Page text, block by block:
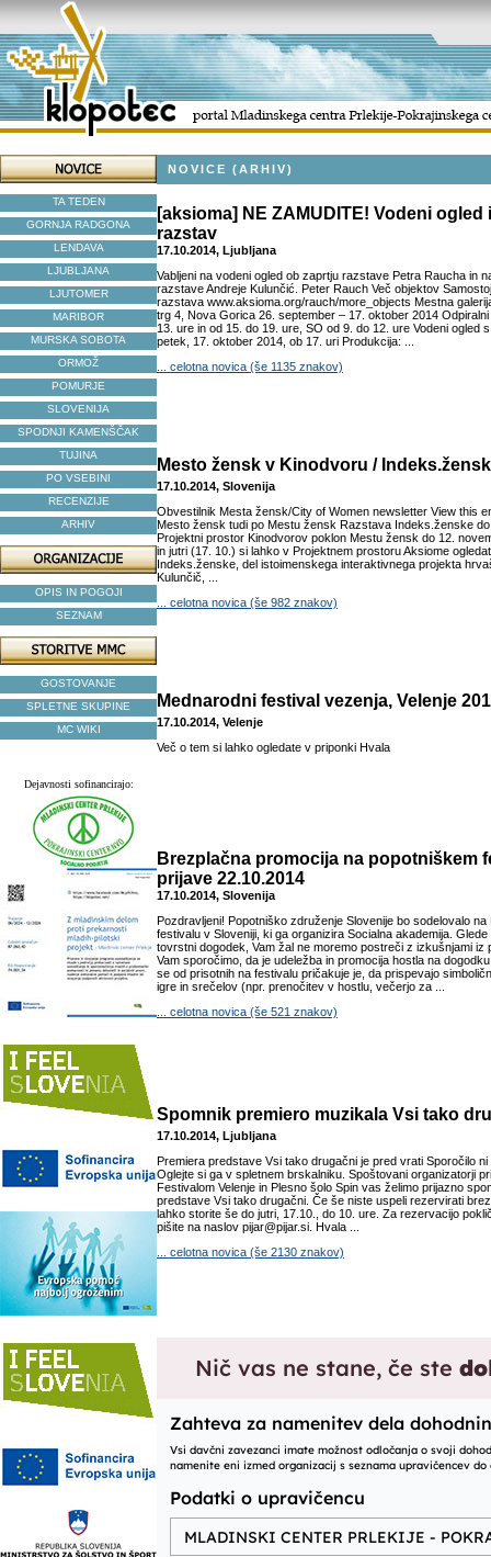
TA TEDEN
GORNJA RADGONA
LENDAVA
LJUBLJANA
LJUTOMER
MARIBOR
MURSKA SOBOTA
ORMOŽ
POMURJE
SLOVENIJA
SPODNJI KAMENŠČAK
TUJINA
PO VSEBINI
RECENZIJE
ARHIV
OPIS IN POGOJI
SEZNAM
GOSTOVANJE
SPLETNE SKUPINE
MC WIKI
Dejavnosti sofinancirajo:
NOVICE (ARHIV)
[aksioma] NE ZAMUDITE! Vodeni ogled
razstav
17.10.2014, Ljubljana
Vabljeni na vodeni ogled ob zaprtju razstave Petra Raucha in
razstave Andreje Kulunčić. Peter Rauch Več objektov
razstava www.aksioma.org/rauch/more_objects Mestna
trg 4, Nova Gorica 26. september – 17. oktober 2014
13. ure in od 15. do 19. ure, SO od 9. do 12. ure Vodeni ogled
petek, 17. oktober 2014, ob 17. uri Produkcija: ...
... celotna novica (še 1135 znakov)
Mesto žensk v Kinodvoru /
17.10.2014, Slovenija
Obvestilnik Mesta žensk/City of Women newsletter View this
Mesto žensk tudi po Mestu žensk Razstava Indeks.ženske
Projektni prostor Kinodvorov poklon Mestu žensk do 12.
in jutri (17. 10.) si lahko v Projektnem prostoru Aksiome
Indeks.ženske, del istoimenskega interaktivnega projekta
Kulunčič, ...
... celotna novica (še 982 znakov)
Mednarodni festival vezenja, Velenje
17.10.2014, Velenje
Več o tem si lahko ogledate v priponki Hvala
Brezplačna promocija na popotniškem
prijave 22.10.2014
17.10.2014, Slovenija
Pozdravljeni! Popotniško združenje Slovenije bo sodelovalo
festivalu v Sloveniji, ki ga organizira Socialna akademija.
tovrstni dogodek, Vam žal ne moremo postreči z izkušnjami iz
Vam sporočimo, da je udeležba in promocija hostla na
se od prisotnih na festivalu pričakuje je, da prispevajo
igre in srečelov (npr. prenočitev v hostlu, večerjo za ...
... celotna novica (še 521 znakov)
Spomnik premiero muzikala Vsi tako
17.10.2014, Ljubljana
Premiera predstave Vsi tako drugačni je pred vrati Sporočilo
Oglejte si ga v spletnem brskalniku. Spoštovani organizatorji
Festivalom Velenje in Plesno šolo Spin vas želimo prijazno
predstave Vsi tako drugačni. Če še niste uspeli rezervirati
lahko storite še do jutri, 17.10., do 10. ure. Za rezervacijo
pišite na naslov pijar@pijar.si. Hvala ...
... celotna novica (še 2130 znakov)